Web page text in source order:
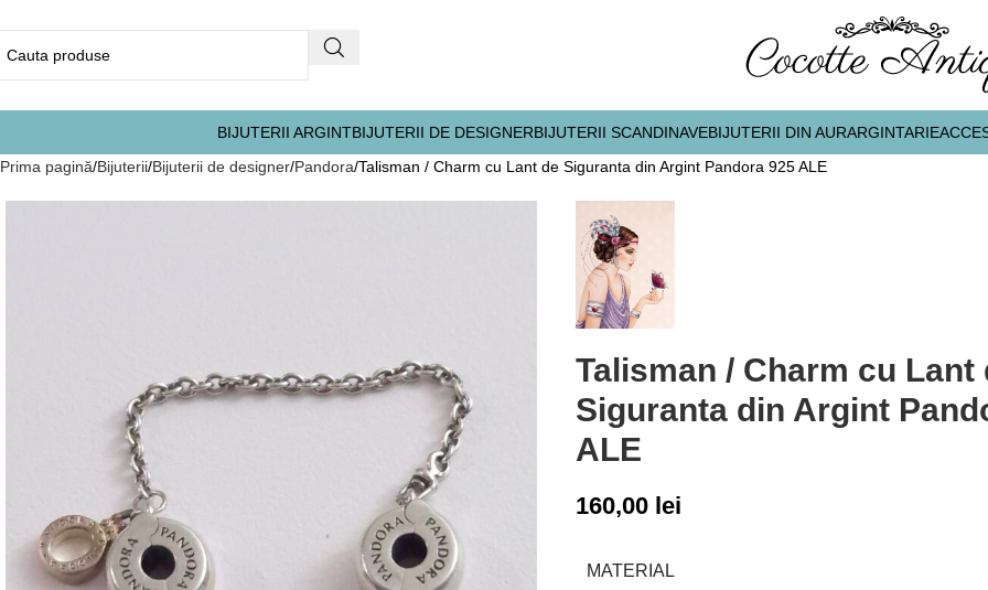
BIJUTERII ARGINTBIJUTERII DE DESIGNERBIJUTERII SCANDINAVEBIJUTERII DIN AURARGINTARIE
Prima pagină Bijuterii Bijuterii de designer Pandora Talisman / Charm cu Lant de Siguranta din Argint Pandora 925 ALE
Talisman / Charm cu Lant
Siguranta din Argint
ALE
160,00 lei
MATERIAL